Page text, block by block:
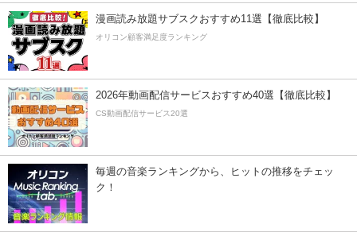
漫画読み放題サブスクおすすめ11選【徹底比較】
オリコン顧客満足度ランキング
2026年動画配信サービスおすすめ40選【徹底比較】
CS動画配信サービス20選
毎週の音楽ランキングから、ヒットの推移をチェッ
ク！